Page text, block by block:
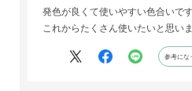
発色が良くて使いやすい色合いで
これからたくさん使いたいと思い
参考にな